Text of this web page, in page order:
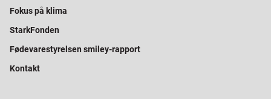
Fokus på klima
StarkFonden
Fødevarestyrelsen smiley-rapport
Kontakt